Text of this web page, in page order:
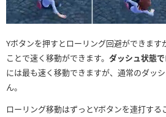
Yボタンを押すとローリング回避ができます
ことで速く移動ができます。 ダッシュ状態
には最も速く移動できますが、通常のダッ
ん。
ローリング移動はずっとYボタンを連打す